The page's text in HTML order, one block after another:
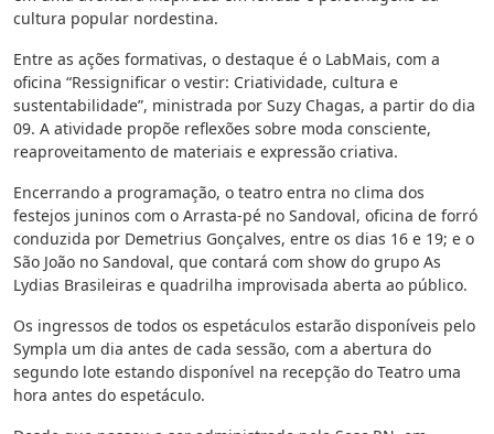
cultura popular nordestina.
Entre as ações formativas, o destaque é o LabMais, com a
oficina “Ressignificar o vestir: Criatividade, cultura e
sustentabilidade”, ministrada por Suzy Chagas, a partir do dia
09. A atividade propõe reflexões sobre moda consciente,
reaproveitamento de materiais e expressão criativa.
Encerrando a programação, o teatro entra no clima dos
festejos juninos com o Arrasta-pé no Sandoval, oficina de forró
conduzida por Demetrius Gonçalves, entre os dias 16 e 19; e o
São João no Sandoval, que contará com show do grupo As
Lydias Brasileiras e quadrilha improvisada aberta ao público.
Os ingressos de todos os espetáculos estarão disponíveis pelo
Sympla um dia antes de cada sessão, com a abertura do
segundo lote estando disponível na recepção do Teatro uma
hora antes do espetáculo.